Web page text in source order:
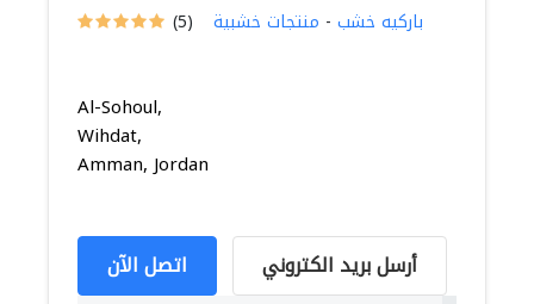
(5) باركيه خشب - منتجات خشبية
Al-Sohoul,
Wihdat,
Amman, Jordan
اتصل الآن أرسل بريد الكتروني